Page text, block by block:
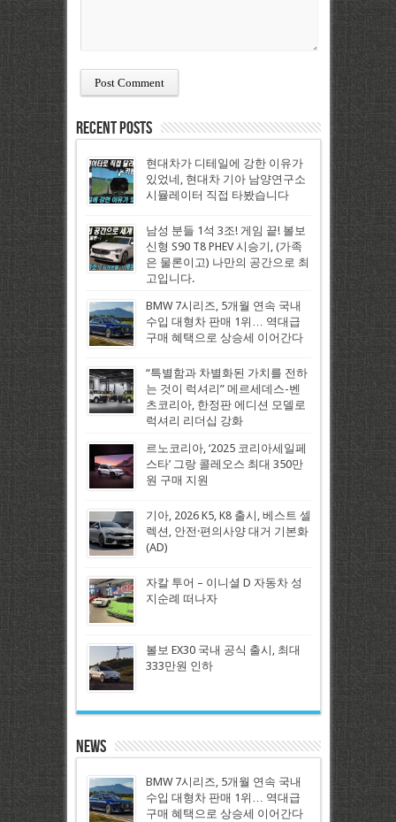
Recent Posts
현대차가 디테일에 강한 이유가
있었네, 현대차 기아 남양연구소
시뮬레이터 직접 타봤습니다
남성 분들 1석 3조! 게임 끝! 볼보
신형 S90 T8 PHEV 시승기, (가족
은 물론이고) 나만의 공간으로 최
고입니다.
BMW 7시리즈, 5개월 연속 국내
수입 대형차 판매 1위… 역대급
구매 혜택으로 상승세 이어간다
“특별함과 차별화된 가치를 전하
는 것이 럭셔리” 메르세데스-벤
츠코리아, 한정판 에디션 모델로
럭셔리 리더십 강화
르노코리아, ‘2025 코리아세일페
스타’ 그랑 콜레오스 최대 350만
원 구매 지원
기아, 2026 K5, K8 출시, 베스트 셀
렉션, 안전·편의사양 대거 기본화
(AD)
자칼 투어 – 이니셜 D 자동차 성
지순례 떠나자
볼보 EX30 국내 공식 출시, 최대
333만원 인하
News
BMW 7시리즈, 5개월 연속 국내
수입 대형차 판매 1위… 역대급
구매 혜택으로 상승세 이어간다